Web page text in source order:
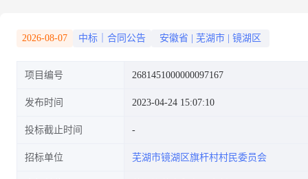
2026-08-07 中标｜合同公告 安徽省 芜湖市 镜湖区
项目编号 2681451000000097167
发布时间 2023-04-24 15:07:10
投标截止时间
招标单位 芜湖市镜湖区旗杆村村民委员会